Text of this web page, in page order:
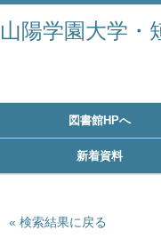
山陽学園大学・
図書館HPへ
新着資料
検索結果に戻る